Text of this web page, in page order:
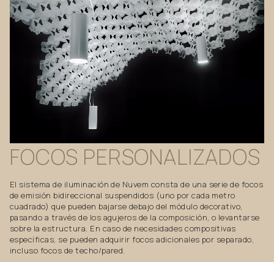
FOCOS PERSONALIZADOS
El sistema de iluminación de Nuvem consta de una serie de focos
de emisión bidireccional suspendidos (uno por cada metro
cuadrado) que pueden bajarse debajo del módulo decorativo,
pasando a través de los agujeros de la composición, o levantarse
sobre la estructura. En caso de necesidades compositivas
específicas, se pueden adquirir focos adicionales por separado,
incluso focos de techo/pared.